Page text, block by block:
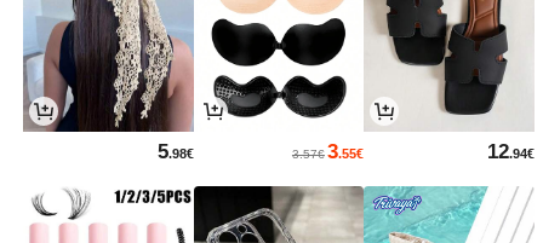
12.94€
3.55€
3.57€
5.98€